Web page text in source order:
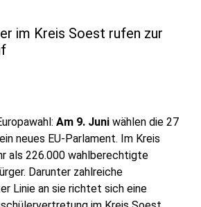
im Kreis Soest rufen zur
Am 9. Juni wählen die 27
neues EU-Parlament. Im Kreis
als 226.000 wahlberechtigte
Darunter zahlreiche
Linie an sie richtet sich eine